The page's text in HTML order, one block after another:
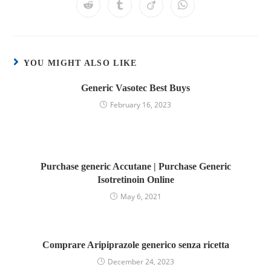
YOU MIGHT ALSO LIKE
Generic Vasotec Best Buys
February 16, 2023
Purchase generic Accutane | Purchase Generic
Isotretinoin Online
May 6, 2021
Comprare Aripiprazole generico senza ricetta
December 24, 2023